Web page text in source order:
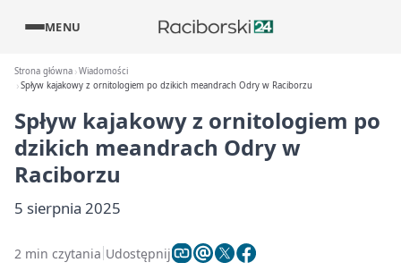
MENU
Strona główna Wiadomości
Spływ kajakowy z ornitologiem po dzikich meandrach Odry w Raciborzu
Spływ kajakowy z ornitologiem po
dzikich meandrach Odry w
Raciborzu
5 sierpnia 2025
2 min czytania Udostępnij